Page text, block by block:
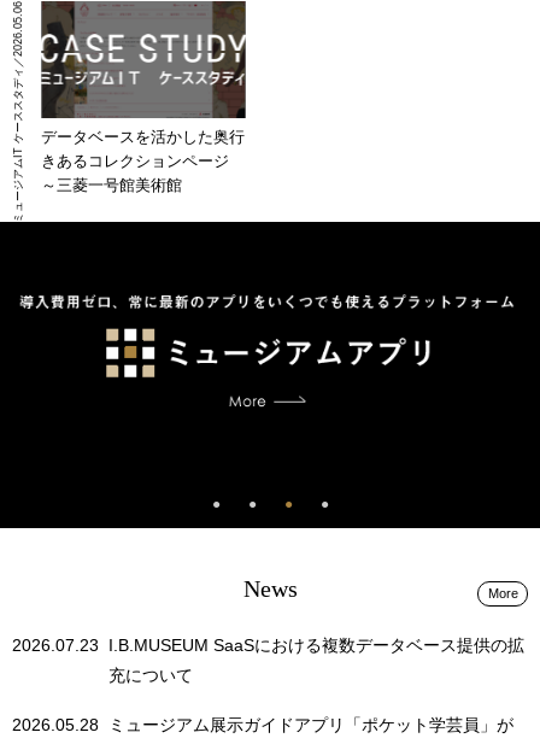
ミュージアムIT ケーススタディ／2026.05.06
データベースを活かした奥行
きあるコレクションページ
～三菱一号館美術館
News More
2026.07.23
I.B.MUSEUM SaaSにおける複数データベース提供の拡
充について
2026.05.28
ミュージアム展示ガイドアプリ「ポケット学芸員」が